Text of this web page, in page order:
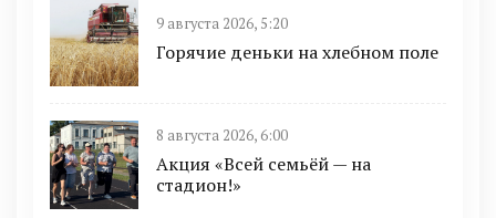
9 августа 2026, 5:20
Горячие деньки на хлебном поле
8 августа 2026, 6:00
Акция «Всей семьёй — на
стадион!»